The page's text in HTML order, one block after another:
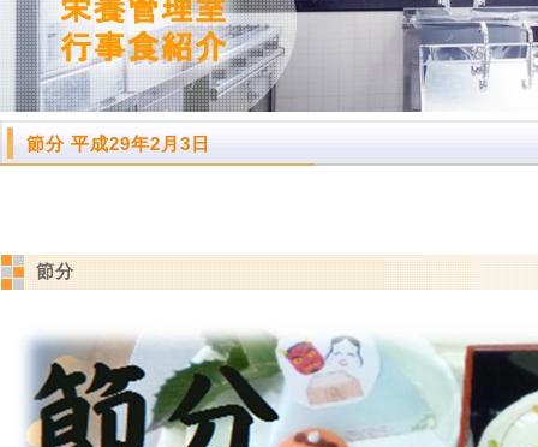
節分 平成29年2月3日
節分